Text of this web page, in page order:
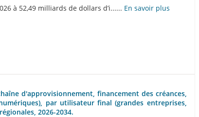
à 52,49 milliards de dollars d’i...... En savoir plus
d'approvisionnement, financement des créances,
par utilisateur final (grandes entreprises,
2026-2034.